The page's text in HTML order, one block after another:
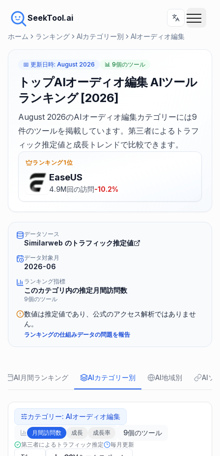
SeekTool.ai
ホーム ランキング AIカテゴリー別 AIオーディオ編集
📅 更新日時: August 2026 📊 9個のツール
トップAIオーディオ編集 AIツール
ランキング [2026]
August 2026のAIオーディオ編集カテゴリーには9
件のツールを掲載しています。第三者によるトラフ
ィック推定値と成長トレンドで比較できます。
ランキング1位
EaseUS
4.9M回の訪問-10.2%
データソース
Similarweb のトラフィック推定値
データ対象月
2026-06
ランキング指標
このカテゴリ内の推定月間訪問数
9個のツール
数値は推定値であり、公式のアクセス解析ではありませ
ん。
ランキングの仕組みデータの問題を報告
AI月間ランキング AIカテゴリー別 AI地域別 AIソ
カテゴリー: AIオーディオ編集
月間訪問数 成長 成長率 9個のツール
第三者によるトラフィック推定 毎月更新